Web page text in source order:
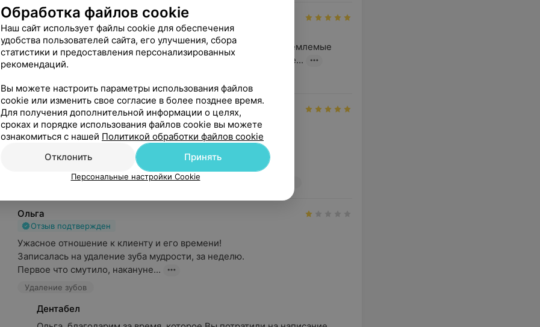
Александр
Отзыв подтвержден Рекомендую
Хорошая стоматология с командным подходом в работе. Приемлемые
цены. Особая благодарность Татьяне за внимательное отноше...
Юлия
Отзыв подтвержден Рекомендую
Добрый день !
Являюсь постоянным клиентом клиники уже более 5 лет.
Хочу выразить огромную благодарность за мою голливу...
Зубов В. Н. - Стоматолог-ортопед Ортопедическая стоматология
Ольга
Отзыв подтвержден
Ужасное отношение к клиенту и его времени!
Записалась на удаление зуба мудрости, за неделю.
Первое что смутило, накануне...
Удаление зубов
Дентабел
Обработка файлов cookie
Наш сайт использует файлы cookie для обеспечения
удобства пользователей сайта, его улучшения, сбора
статистики и предоставления персонализированных
рекомендаций.
Вы можете настроить параметры использования файлов
cookie или изменить свое согласие в более позднее время.
Для получения дополнительной информации о целях,
сроках и порядке использования файлов cookie вы можете
ознакомиться с нашей Политикой обработки файлов cookie
Отклонить
Принять
Персональные настройки Cookie